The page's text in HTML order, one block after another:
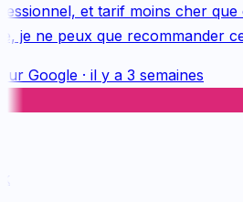
et tarif moins cher que
je ne peux que recommander
Google· il y a 3 semaines